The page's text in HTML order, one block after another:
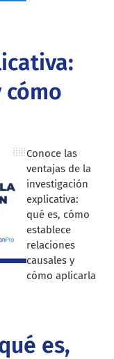
cómo
Conoce las
ventajas de la
investigación
explicativa:
qué es, cómo
establece
relaciones
causales y
cómo aplicarla
es,